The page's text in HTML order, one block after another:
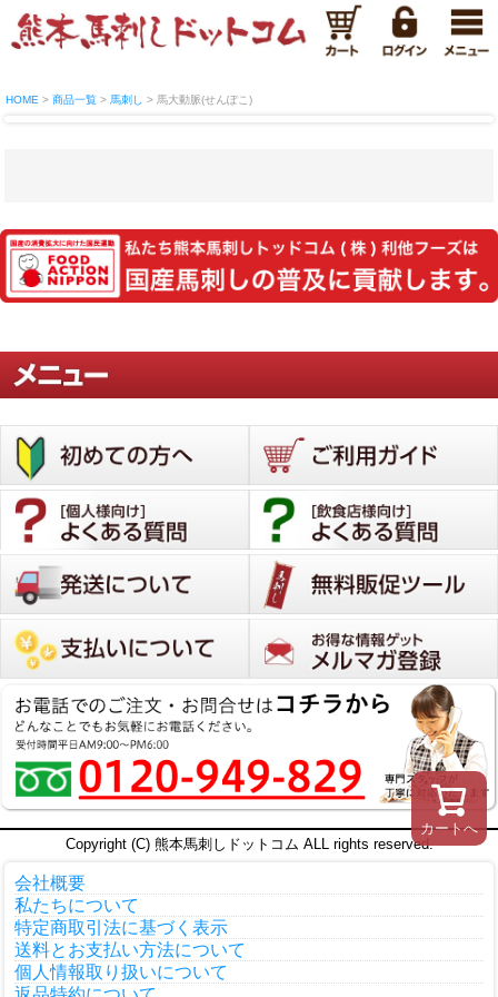
HOME 商品一覧 馬刺し 馬大動脈(せんぽこ)
カートへ
Copyright (C) 熊本馬刺しドットコム ALL rights reserved.
会社概要
私たちについて
特定商取引法に基づく表示
送料とお支払い方法について
個人情報取り扱いについて